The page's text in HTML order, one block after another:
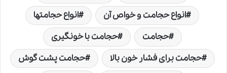
انواع حجامت و خواص آن
انواع حجامتها
حجامت
حجامت با خونگیری
حجامت برای فشار خون بالا
حجامت پشت گوش